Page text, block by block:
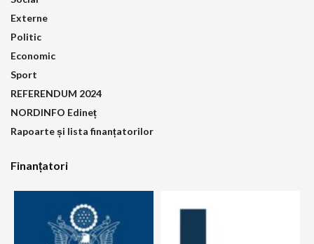
Externe
Politic
Economic
Sport
REFERENDUM 2024
NORDINFO Edineț
Rapoarte și lista finanțatorilor
Finanțatori